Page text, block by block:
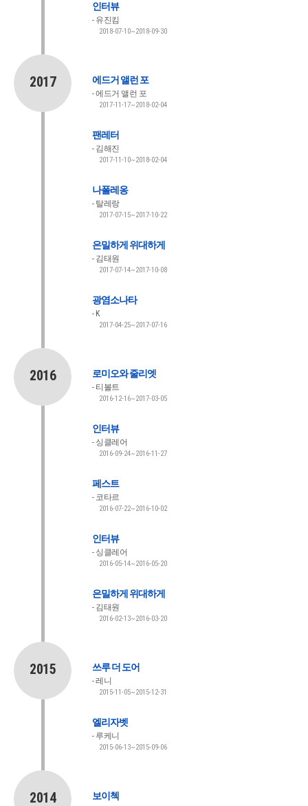
인터뷰
유진킴
2018-07-10~2018-09-30
2017 에드거 앨런 포
에드거 앨런 포
2017-11-17~2018-02-04
팬레터
김해진
2017-11-10~2018-02-04
나폴레옹
탈레랑
2017-07-15~2017-10-22
은밀하게 위대하게
김태원
2017-07-14~2017-10-08
광염소나타
K
2017-04-25~2017-07-16
2016 로미오와 줄리엣
티볼트
2016-12-16~2017-03-05
인터뷰
싱클레어
2016-09-24~2016-11-27
페스트
코타르
2016-07-22~2016-10-02
인터뷰
싱클레어
2016-05-14~2016-05-20
은밀하게 위대하게
김태원
2016-02-13~2016-03-20
2015 쓰루 더 도어
레니
2015-11-05~2015-12-31
엘리자벳
루케니
2015-06-13~2015-09-06
2014 보이첵